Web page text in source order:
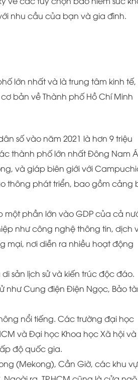
nhu cầu của bạn và gia đình.
lớn nhất và là trung tâm kinh tế,
bản về Thành phố Hồ Chí Minh
số vào năm 2021 là hơn 9 triệu
thành phố lớn nhất Đông Nam
và giáp biên giới với
thông phát triển, bao gồm cảng
một phần lớn vào GDP của cả
như công nghệ thông tin, dịch
mại, nơi diễn ra nhiều hoạt động
sản lịch sử và kiến trúc độc đáo.
như Cung điện Điện Ngọc, Bảo
nổi tiếng. Các trường đại học
và Đại học Khoa học Xã hội và
độ quốc gia.
(Mekong), Cần Giờ, các khu